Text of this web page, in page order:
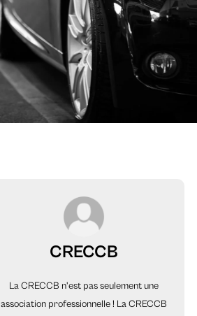
CRECCB
La CRECCB n'est pas seulement une
association professionnelle ! La CRECCB